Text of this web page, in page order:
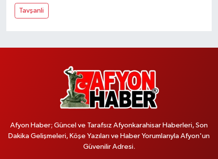
Tavşanli
Afyon Haber; Güncel ve Tarafsız Afyonkarahisar Haberleri, Son
Dakika Gelişmeleri, Köşe Yazıları ve Haber Yorumlarıyla Afyon'un
Güvenilir Adresi.